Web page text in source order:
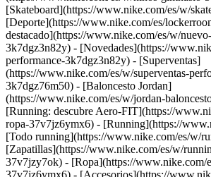
[Skateboard](https://www.nike.com/es/w/
[Deporte](https://www.nike.com/es/
destacado](https://www.nike.com/es/w/
3k7dgz3n82y) - [Novedades](https://
performance-3k7dgz3n82y) - [Superventas]
(https://www.nike.com/es/w/superventas-
3k7dgz76m50) - [Baloncesto Jordan]
(https://www.nike.com/es/w/jordan-
[Running: descubre Aero-FIT](https://
ropa-37v7jz6ymx6) - [Running](https://
[Todo running](https://www.nike.com/es/w/
[Zapatillas](https://www.nike.com/es/w/
37v7jzy7ok) - [Ropa](https://www.nike.com/
37v7jz6ymx6) - [Accesorios](https://